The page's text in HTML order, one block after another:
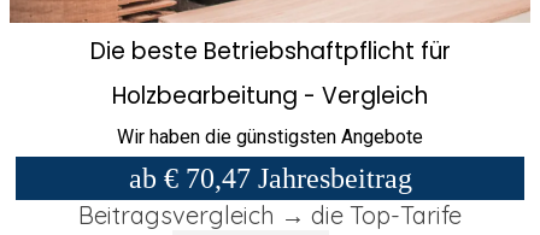
Die beste Betriebshaftpflicht für
Holzbearbeitung - Vergleich
Wir haben die günstigsten Angebote
ab € 70,47 Jahresbeitrag
Beitragsvergleich → die Top-Tarife